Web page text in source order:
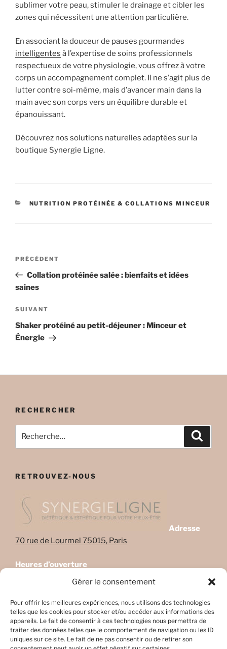
Gérer le consentement
Pour offrir les meilleures expériences, nous utilisons des technologies
telles que les cookies pour stocker et/ou accéder aux informations des
appareils. Le fait de consentir à ces technologies nous permettra de
traiter des données telles que le comportement de navigation ou les ID
uniques sur ce site. Le fait de ne pas consentir ou de retirer son
sublimer votre peau, stimuler le drainage et cibler les
zones qui nécessitent une attention particulière.
En associant la douceur de pauses gourmandes
intelligentes à l’expertise de soins professionnels
respectueux de votre physiologie, vous offrez à votre
corps un accompagnement complet. Il ne s’agit plus de
lutter contre soi-même, mais d’avancer main dans la
main avec son corps vers un équilibre durable et
épanouissant.
Découvrez nos solutions naturelles adaptées sur la
boutique Synergie Ligne.
CATÉGORIES
NUTRITION PROTÉINÉE & COLLATIONS MINCEUR
Navigation
l’article
Article
précédent
PRÉCÉDENT
Collation protéinée salée : bienfaits et idées
saines
Article
suivant
SUIVANT
Shaker protéiné au petit-déjeuner : Minceur et
Énergie
RECHERCHER
pour
RETROUVEZ-NOUS
Adresse
70 rue de Lourmel 75015, Paris
Heures d’ouverture
Lundi: 08:45–22:00
Mercredi: Fermé
Jeudi: 08:45-17h45
Vendredi: 08:45-17h45
Samedi: Fermé